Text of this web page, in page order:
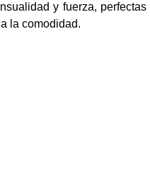
y fuerza,
la comodidad.